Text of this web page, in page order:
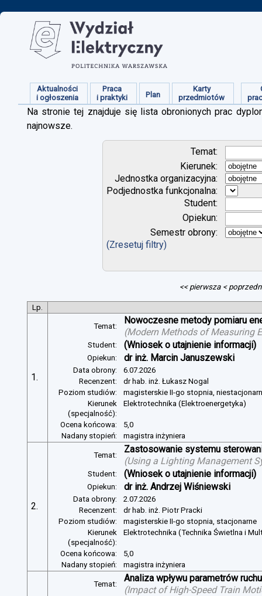
Aktualności
i ogłoszenia
Praca
i praktyki
Plan
Karty
przedmiotów
Na stronie tej znajduje się lista obronionych prac
najnowsze.
Temat:
Kierunek:
Jednostka organizacyjna:
Podjednostka funkcjonalna:
Student:
Opiekun:
Semestr obrony:
(Zresetuj filtry)
<< pierwsza <
Lp.
1.
Temat:
Nowoczesne metody pomiaru
(Modern Methods of Measuring
Student: (Wniosek o utajnienie informacji)
Opiekun: dr inż. Marcin Januszewski
Data obrony:
6.07.2026
Recenzent:
dr hab. inż. Łukasz Nogal
Poziom studiów:
magisterskie II-go stopnia,
Kierunek
(specjalność):
Elektrotechnika (Elektroenergetyka)
Ocena końcowa:
5,0
Nadany stopień:
magistra inżyniera
2.
Temat:
Zastosowanie systemu
(Using a Lighting Management
Student: (Wniosek o utajnienie informacji)
Opiekun: dr inż. Andrzej Wiśniewski
Data obrony:
2.07.2026
Recenzent:
dr hab. inż. Piotr Pracki
Poziom studiów:
magisterskie II-go stopnia, stacjonarne
Kierunek
(specjalność):
Elektrotechnika (Technika Świetlna i
Ocena końcowa:
5,0
Nadany stopień:
magistra inżyniera
Temat:
Analiza wpływu parametrów
(Impact of High-Speed Train